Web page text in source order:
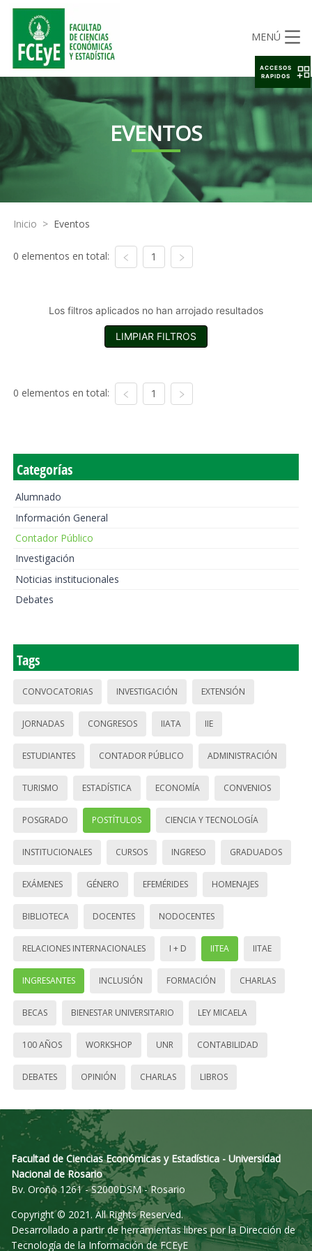
MENÚ
EVENTOS
Inicio > Eventos
0 elementos en total: 1
Los filtros aplicados no han arrojado resultados
LIMPIAR FILTROS
0 elementos en total: 1
Categorías
Alumnado
Información General
Contador Público
Investigación
Noticias institucionales
Debates
Tags
CONVOCATORIAS INVESTIGACIÓN EXTENSIÓN
JORNADAS CONGRESOS IIATA IIE
ESTUDIANTES CONTADOR PÚBLICO ADMINISTRACIÓN
TURISMO ESTADÍSTICA ECONOMÍA CONVENIOS
POSGRADO POSTÍTULOS CIENCIA Y TECNOLOGÍA
INSTITUCIONALES CURSOS INGRESO GRADUADOS
EXÁMENES GÉNERO EFEMÉRIDES HOMENAJES
BIBLIOTECA DOCENTES NODOCENTES
RELACIONES INTERNACIONALES I + D IITEA IITAE
INGRESANTES INCLUSIÓN FORMACIÓN CHARLAS
BECAS BIENESTAR UNIVERSITARIO LEY MICAELA
100 AÑOS WORKSHOP UNR CONTABILIDAD
DEBATES OPINIÓN CHARLAS LIBROS
Facultad de Ciencias Económicas y Estadística - Universidad
Nacional de Rosario
Bv. Oroño 1261 - S2000DSM - Rosario
Copyright © 2021. All Rights Reserved.
Desarrollado a partir de herramientas libres por la Dirección de
Tecnología de la Información de FCEyE
ACCESOS
RAPIDOS